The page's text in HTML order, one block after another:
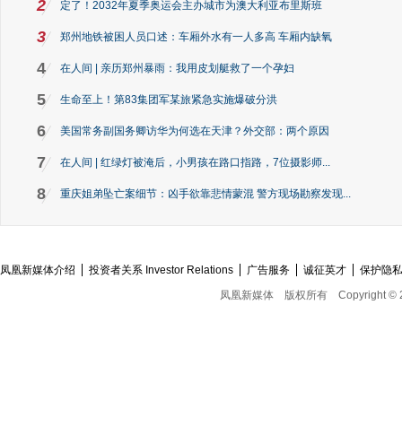
2 定了！2032年夏季奥运会主办城市为澳大利亚布里斯班
3 郑州地铁被困人员口述：车厢外水有一人多高 车厢内缺氧
4 在人间 | 亲历郑州暴雨：我用皮划艇救了一个孕妇
5 生命至上！第83集团军某旅紧急实施爆破分洪
6 美国常务副国务卿访华为何选在天津？外交部：两个原因
7 在人间 | 红绿灯被淹后，小男孩在路口指路，7位摄影师...
8 重庆姐弟坠亡案细节：凶手欲靠悲情蒙混 警方现场勘察发现...
凤凰新媒体介绍 投资者关系 Investor Relations 广告服务 诚征英才
保护隐
凤凰新媒体
版权所有 Copyright ©